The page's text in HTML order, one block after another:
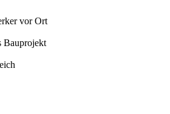
vor Ort
Bauprojekt